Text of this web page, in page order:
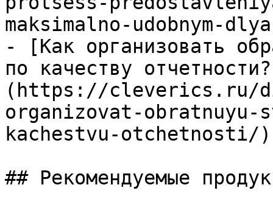
maksimalno-udobnym-
- [Как организовать
по качеству
(https://cleverics.ru/
organizovat-obratnuyu-
kachestvu-otchetnosti/)
## Рекомендуемые